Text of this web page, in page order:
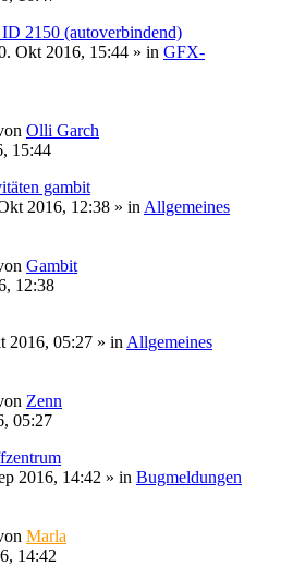
2150 (autoverbindend)
Okt 2016, 15:44 » in GFX-
Olli Garch
15:44
gambit
2016, 12:38 » in Allgemeines
Gambit
12:38
2016, 05:27 » in Allgemeines
Zenn
05:27
2016, 14:42 » in Bugmeldungen
Marla
14:42